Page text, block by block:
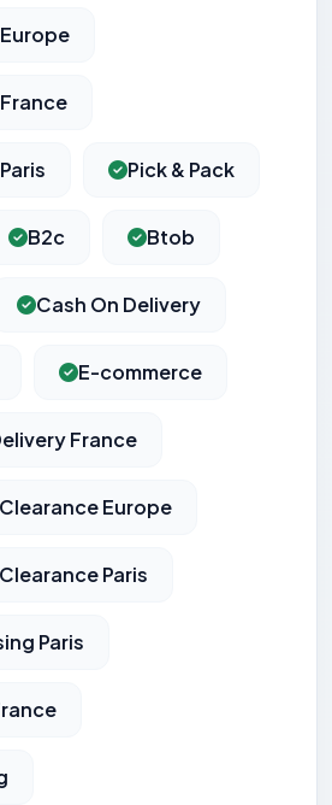
Pick & Pack
B2c Btob
Cash On Delivery
E-commerce
France
Europe
Paris
Paris